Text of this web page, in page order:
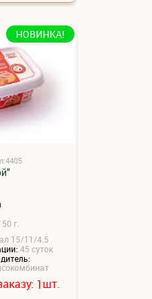
НОВИНКА!
г.
15/11/4.5
45 суток
1шт.